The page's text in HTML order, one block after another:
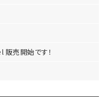
売開始です！